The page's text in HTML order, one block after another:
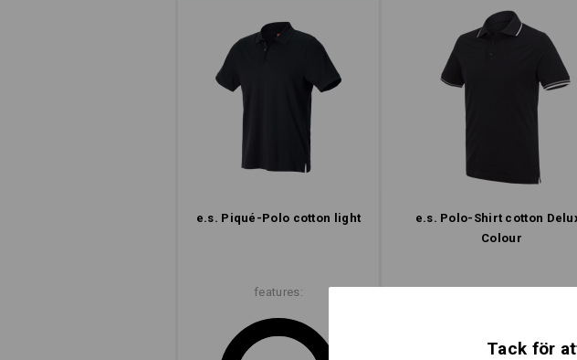
e.s. Piqué-Polo cotton light
features:
e.s. Polo-Shirt cotton
Colour
Tack för